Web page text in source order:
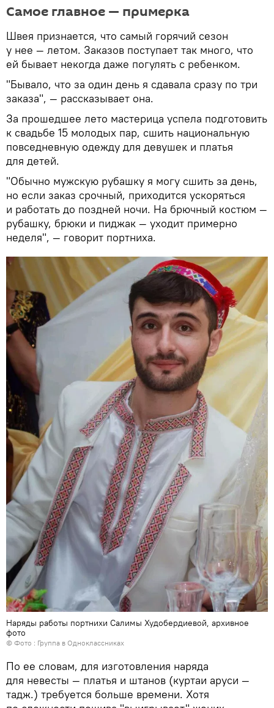
Самое главное — примерка
Швея признается, что самый горячий сезон
у нее — летом. Заказов поступает так много, что
ей бывает некогда даже погулять с ребенком.
"Бывало, что за один день я сдавала сразу по три
заказа", — рассказывает она.
За прошедшее лето мастерица успела подготовить
к свадьбе 15 молодых пар, сшить национальную
повседневную одежду для девушек и платья
для детей.
"Обычно мужскую рубашку я могу сшить за день,
но если заказ срочный, приходится ускоряться
и работать до поздней ночи. На брючный костюм —
рубашку, брюки и пиджак — уходит примерно
неделя", — говорит портниха.
Наряды работы портнихи Салимы Худобердиевой, архивное
фото
© Фото : Группа в Одноклассниках
По ее словам, для изготовления наряда
для невесты — платья и штанов (куртаи аруси —
тадж.) требуется больше времени. Хотя